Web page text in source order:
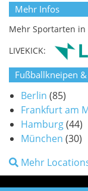
Mehr Infos
Mehr Sportarten
LIVEKICK:
Fußballkneipen
Berlin (85)
Frankfurt am
Hamburg(44)
München (30)
Mehr